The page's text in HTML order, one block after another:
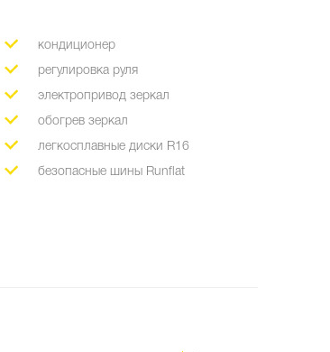
кондиционер
регулировка руля
электропривод зеркал
обогрев зеркал
легкосплавные диски R16
безопасные шины Runflat